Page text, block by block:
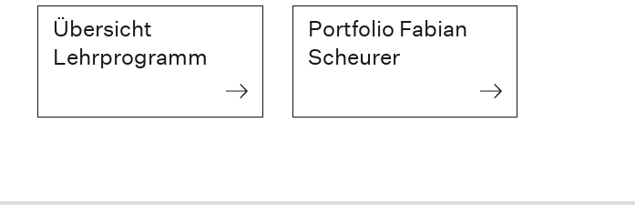
Übersicht
Lehrprogramm
Portfolio Fabian
Scheurer